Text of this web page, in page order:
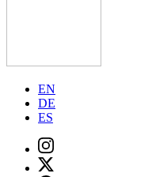
EN
DE
ES